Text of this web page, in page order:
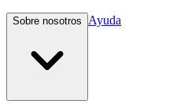
Sobre nosotros Ayuda